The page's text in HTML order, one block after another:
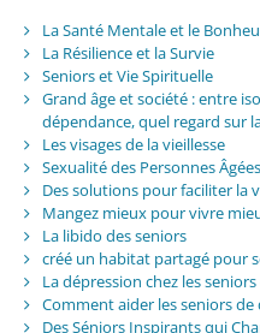
La Santé Mentale et le
La Résilience et la Survie
Seniors et Vie Spirituelle
Grand âge et société : entre
dépendance, quel regard sur
Les visages de la vieillesse
Sexualité des Personnes
Des solutions pour faciliter la
Mangez mieux pour vivre
La libido des seniors
créé un habitat partagé pour
La dépression chez les
Comment aider les seniors
Des Séniors Inspirants qui